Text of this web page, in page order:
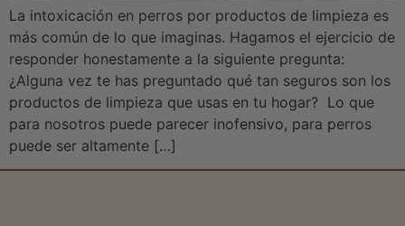
La intoxicación en perros por productos de limpieza es
más común de lo que imaginas. Hagamos el ejercicio de
responder honestamente a la siguiente pregunta:
¿Alguna vez te has preguntado qué tan seguros son los
productos de limpieza que usas en tu hogar? Lo que
para nosotros puede parecer inofensivo, para perros
puede ser altamente […]